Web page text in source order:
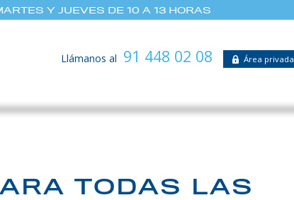
Y JUEVES DE 10 A 13 HORAS
Llámanos al 91 448 02 08 Área privada
TODAS LAS